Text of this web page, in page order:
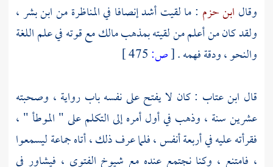
وقال ابن حزم : ما لقيت أشد إنصافا في المناظرة منابن بشر،
ولقد كان من أعلم من لقيته بمذهبمالكمع قوته في علم اللغة
والنحو ، ودقة فهمه .[ص:
قال ابن عتاب : كان لا يفتح على نفسه باب رواية ، وصحبته
عشرين سنة ، وذهب في أول أمره إلى التكلم على " الموطأ " ،
فقرأته عليه في أربعة أنفس ، فلما عرف ذلك ، أتاه جماعة ليسمعوا
، فامتنع ، وكنا نجتمع عنده مع شيوخ الفتوى ، فيشاور في